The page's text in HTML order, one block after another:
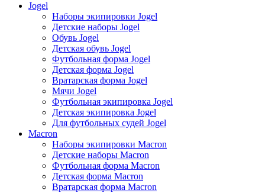
Jogel
Наборы экипировки Jogel
Детские наборы Jogel
Обувь Jogel
Детская обувь Jogel
Футбольная форма Jogel
Детская форма Jogel
Вратарская форма Jogel
Мячи Jogel
Футбольная экипировка Jogel
Детская экипировка Jogel
Для футбольных судей Jogel
Macron
Наборы экипировки Macron
Детские наборы Macron
Футбольная форма Macron
Детская форма Macron
Вратарская форма Macron